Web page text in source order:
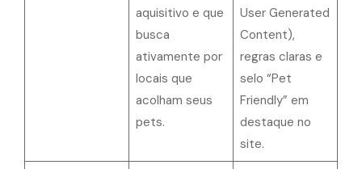
aquisitivo e que
busca
ativamente por
locais que
acolham seus
pets.
User Generated
Content),
regras claras e
selo “Pet
Friendly” em
destaque no
site.